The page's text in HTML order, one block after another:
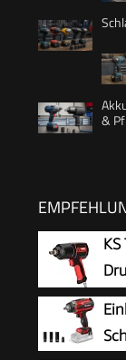
&
Hammer-